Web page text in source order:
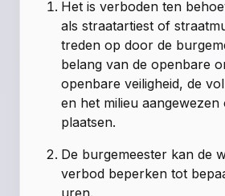
Het is verboden ten
als straatartiest of
treden op door de
belang van de openbare
openbare veiligheid, de
en het milieu aangewezen
plaatsen.
De burgemeester kan de
verbod beperken tot
uren.